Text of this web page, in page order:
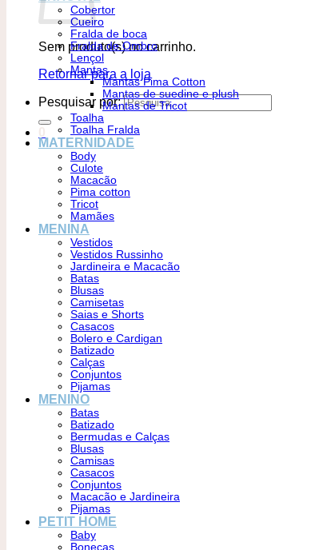
Sem produto(s) no carrinho.
Retornar para a loja
Pesquisar por:
Cobertor
Cueiro
Fralda de boca
Fralda de Ombro
Lençol
Mantas
Mantas Pima Cotton
Mantas de suedine e plush
Mantas de Tricot
Toalha
Toalha Fralda
MATERNIDADE
Body
Culote
Macacão
Pima cotton
Tricot
Mamães
MENINA
Vestidos
Vestidos Russinho
Jardineira e Macacão
Batas
Blusas
Camisetas
Saias e Shorts
Casacos
Bolero e Cardigan
Batizado
Calças
Conjuntos
Pijamas
MENINO
Batas
Batizado
Bermudas e Calças
Blusas
Camisas
Casacos
Conjuntos
Macacão e Jardineira
Pijamas
PETIT HOME
Baby
Bonecas